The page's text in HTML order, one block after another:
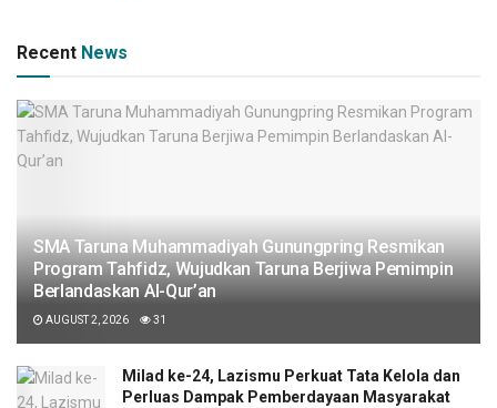
Recent News
SMA Taruna Muhammadiyah Gunungpring Resmikan
Program Tahfidz, Wujudkan Taruna Berjiwa Pemimpin
Berlandaskan Al-Qur’an
AUGUST 2, 2026 31
Milad ke-24, Lazismu Perkuat Tata Kelola dan
Perluas Dampak Pemberdayaan Masyarakat